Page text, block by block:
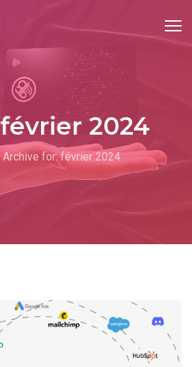
février 2024
Archive for:février 2024